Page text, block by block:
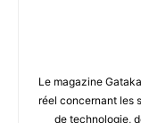
Le magazine
réel concernant les
de technologie,